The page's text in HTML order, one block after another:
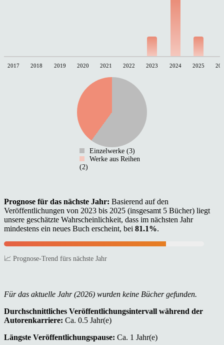
2017 2018 2019 2020 2021 2022 2023 2024 2025
Einzelwerke (3)
Werke aus Reihen
(2)
Prognose für das nächste Jahr: Basierend auf den
Veröffentlichungen von 2023 bis 2025 (insgesamt 5 Bücher) liegt
unsere geschätzte Wahrscheinlichkeit, dass im nächsten Jahr
mindestens ein neues Buch erscheint, bei 81.1%.
📈 Prognose-Trend fürs nächste Jahr
Für das aktuelle Jahr (2026) wurden keine Bücher gefunden.
Durchschnittliches Veröffentlichungsintervall während der
Autorenkarriere: Ca. 0.5 Jahr(e)
Längste Veröffentlichungspause: Ca. 1 Jahr(e)